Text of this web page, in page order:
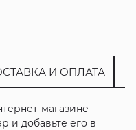
И ОПЛАТА
магазине
и добавьте его в